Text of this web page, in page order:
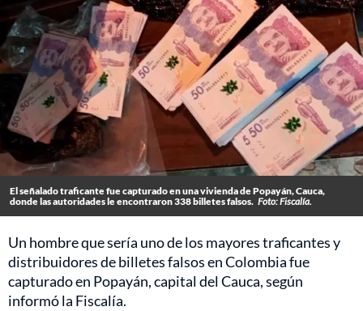
El señalado traficante fue capturado en una vivienda de Popayán, Cauca,
donde las autoridades le encontraron 338 billetes falsos. Foto: Fiscalía.
Un hombre que sería uno de los mayores traficantes y
distribuidores de billetes falsos en Colombia fue
capturado en Popayán, capital del Cauca, según
informó la Fiscalía.